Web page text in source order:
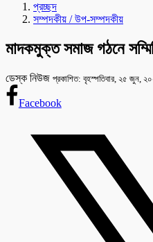
প্রচ্ছদ
সম্পদকীয় / উপ-সম্পদকীয়
মাদকমুক্ত সমাজ গঠনে
ডেস্ক নিউজ প্রকাশিত: বৃহস্পতিবার, ২৫ জুন,
Facebook